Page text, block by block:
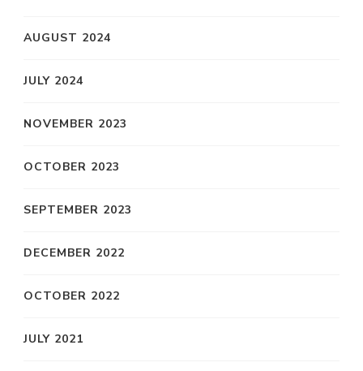
AUGUST 2024
JULY 2024
NOVEMBER 2023
OCTOBER 2023
SEPTEMBER 2023
DECEMBER 2022
OCTOBER 2022
JULY 2021